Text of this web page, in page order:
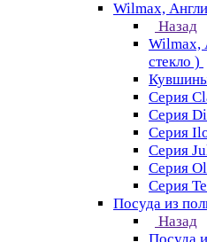
Wilmax,
Назад
Wilmax,
стекло )
Серия
Серия
Серия
Серия
Серия
Серия
Посуда из
Назад